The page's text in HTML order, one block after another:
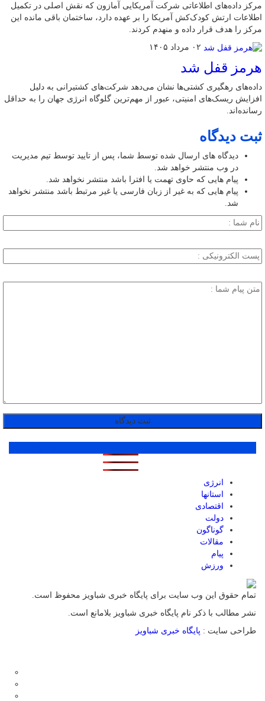
مرکز داده‌های اطلاعاتی شرکت آمریکایی آمازون که نقش اصلی در تکمیل
اطلاعات ارتش کودک‌کش آمریکا را بر عهده دارد، ساختمان باقی مانده این
مرکز را هدف قرار داده و منهدم کردند.
۰۲ مرداد ۱۴۰۵
هرمز قفل شد
داده‌های رهگیری کشتی‌ها نشان می‌دهد شرکت‌های کشتیرانی به دلیل
افزایش ریسک‌های امنیتی، عبور از مهم‌ترین گلوگاه انرژی جهان را به حداقل
رسانده‌اند.
ثبت دیدگاه
دیدگاه های ارسال شده توسط شما، پس از تایید توسط تیم مدیریت
در وب منتشر خواهد شد.
پیام هایی که حاوی تهمت یا افترا باشد منتشر نخواهد شد.
پیام هایی که به غیر از زبان فارسی یا غیر مرتبط باشد منتشر نخواهد
شد.
انرژی
استانها
اقتصادی
دولت
گوناگون
مقالات
پیام
ورزش
تمام حقوق این وب سایت برای پایگاه خبری شباویز محفوظ است.
نشر مطالب با ذکر نام پایگاه خبری شباویز بلامانع است.
طراحی سایت : پایگاه خبری شباویز